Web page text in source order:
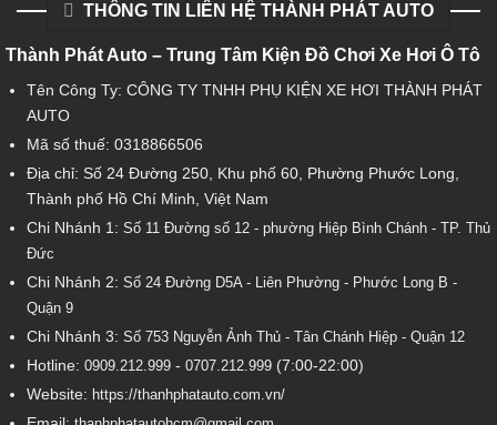
THÔNG TIN LIÊN HỆ THÀNH PHÁT AUTO
Thành Phát Auto – Trung Tâm Kiện Đồ Chơi Xe Hơi Ô Tô
Tên Công Ty: CÔNG TY TNHH PHỤ KIỆN XE HƠI THÀNH PHÁT
AUTO
Mã số thuế: 0318866506
Địa chỉ: Số 24 Đường 250, Khu phố 60, Phường Phước Long,
Thành phố Hồ Chí Minh, Việt Nam
Chi Nhánh 1: Số 11 Đường số 12 - phường Hiệp Bình Chánh - TP. Thủ
Đức
Chi Nhánh 2: Số 24 Đường D5A - Liên Phường - Phước Long B -
Quận 9
Chi Nhánh 3: Số 753Nguyễn Ảnh Thủ - Tân Chánh Hiệp - Quận 12
Hotline: 0909.212.999- 0707.212.999(7:00-22:00)
Website: https://thanhphatauto.com.vn/